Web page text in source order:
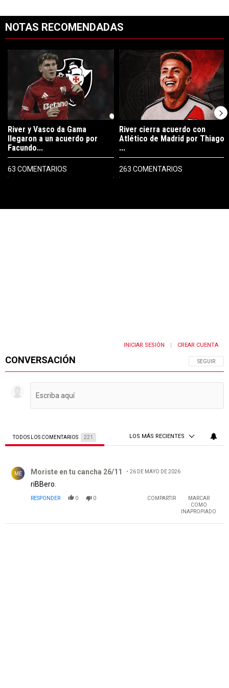
NOTAS RECOMENDADAS
Un artículo de tendencia con el título "River y Vasco da Gama
River y Vasco da Gama
llegaron a un acuerdo por
Facundo...
63 COMENTARIOS
Un artículo de tendencia con el
River cierra acuerdo con
Atlético de Madrid por Thiago
...
263 COMENTARIOS
CONVERSACIÓN SIGA ESTA
SEGUIR
INICIAR SESIÓN CREAR CUENTA
TODOS LOS COMENTARIOS 221 LOS MÁS RECIENTES
ME Moriste en tu cancha 26/11 26 DE MAYO DE 2026
riBBero.
RESPONDER 0 0 COMPARTIR
MARCAR
COMO
INAPROPIADO